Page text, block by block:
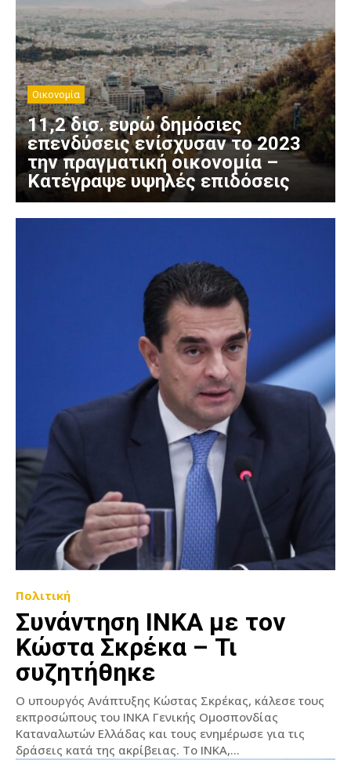
Οικονομία
11,2 δισ. ευρώ δημόσιες
επενδύσεις ενίσχυσαν το 2023
την πραγματική οικονομία –
Κατέγραψε υψηλές επιδόσεις
Πολιτική
Συνάντηση ΙΝΚΑ με τον
Κώστα Σκρέκα – Τι
συζητήθηκε
Ο υπουργός Ανάπτυξης Κώστας Σκρέκας, κάλεσε τους
εκπροσώπους του ΙΝΚΑ Γενικής Ομοσπονδίας
Καταναλωτών Ελλάδας και τους ενημέρωσε για τις
δράσεις κατά της ακρίβειας. Το ΙΝΚΑ,...